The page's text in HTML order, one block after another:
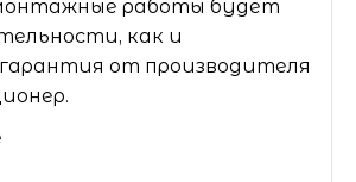
работы будет
как и
от производителя